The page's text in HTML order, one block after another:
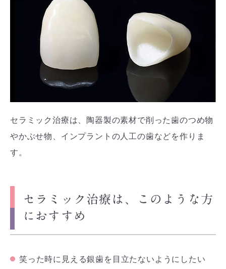
セラミック治療は、陶器製の素材で削った歯のつめ物
やかぶせ物、インプラントの人工の歯などを作りま
す。
セラミック治療は、このような方
におすすめ
笑った時に見える銀歯を目立たないようにしたい